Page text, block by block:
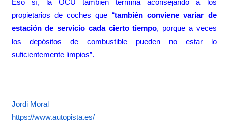
Eso sí, la OCU también termina aconsejando a los
propietarios de coches que “también conviene variar de
estación de servicio cada cierto tiempo, porque a veces
los depósitos de combustible pueden no estar lo
suficientemente limpios”.
Jordi Moral
https://www.autopista.es/